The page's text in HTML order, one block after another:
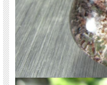
関連キーワード
天然石 パワーストーン 海外
ィース 卸し 卸価格 実店舗 ハ